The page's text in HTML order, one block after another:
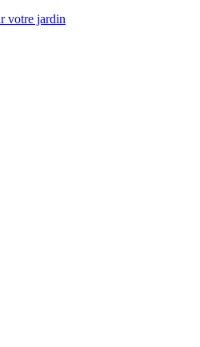
votre jardin